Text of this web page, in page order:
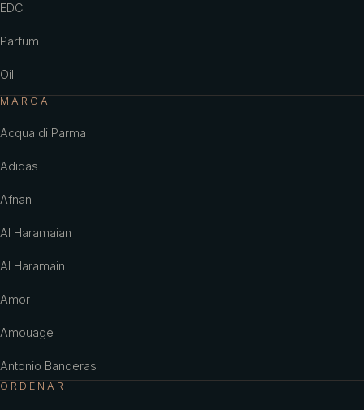
EDC
Parfum
Oil
MARCA
Acqua di Parma
Adidas
Afnan
Al Haramaian
Al Haramain
Amor
Amouage
Antonio Banderas
ORDENAR